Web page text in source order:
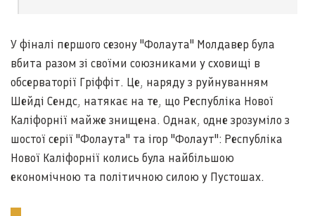
У фіналі першого сезону "Фолаута" Молдавер була
вбита разом зі своїми союзниками у сховищі в
обсерваторії Гріффіт. Це, наряду з руйнуванням
Шейді Сендс, натякає на те, що Республіка Нової
Каліфорнії майже знищена. Однак, одне зрозуміло з
шостої серії "Фолаута" та ігор "Фолаут": Республіка
Нової Каліфорнії колись була найбільшою
економічною та політичною силою у Пустошах.